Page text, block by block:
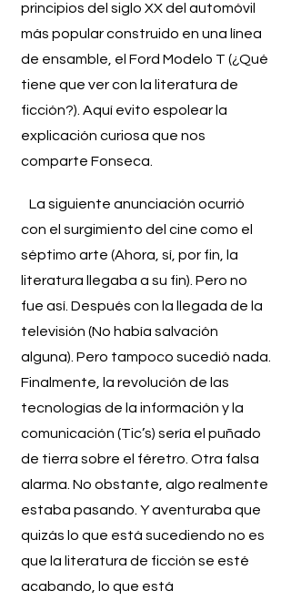
principios del siglo XX del automóvil
más popular construido en una línea
de ensamble, el Ford Modelo T (¿Qué
tiene que ver con la literatura de
ficción?). Aquí evito espolear la
explicación curiosa que nos
comparte Fonseca.
La siguiente anunciación ocurrió
con el surgimiento del cine como el
séptimo arte (Ahora, sí, por fin, la
literatura llegaba a su fin). Pero no
fue así. Después con la llegada de la
televisión (No había salvación
alguna). Pero tampoco sucedió nada.
Finalmente, la revolución de las
tecnologías de la información y la
comunicación (Tic’s) sería el puñado
de tierra sobre el féretro. Otra falsa
alarma. No obstante, algo realmente
estaba pasando. Y aventuraba que
quizás lo que está sucediendo no es
que la literatura de ficción se esté
acabando, lo que está